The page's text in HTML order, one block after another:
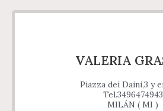
VALERIA
Piazza dei Daini,3 y
Tel.3496474943
MILÁN ( MI )